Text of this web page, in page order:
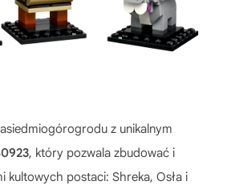
z unikalnym
, który pozwala zbudować i
kultowych postaci: Shreka, Osła i